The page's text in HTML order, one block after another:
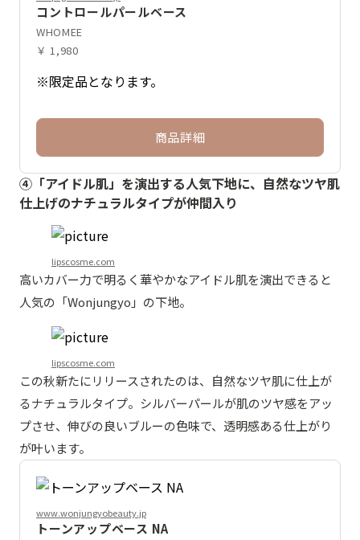
コントロールパールベース
WHOMEE
￥ 1,980
※限定品となります。
商品詳細
④「アイドル肌」を演出する人気下地に、自然なツヤ肌
仕上げのナチュラルタイプが仲間入り
lipscosme.com
高いカバー力で明るく華やかなアイドル肌を演出できると
人気の「Wonjungyo」の下地。
lipscosme.com
この秋新たにリリースされたのは、自然なツヤ肌に仕上が
るナチュラルタイプ。シルバーパールが肌のツヤ感をアッ
プさせ、伸びの良いブルーの色味で、透明感ある仕上がり
が叶います。
www.wonjungyobeauty.jp
トーンアップベース NA